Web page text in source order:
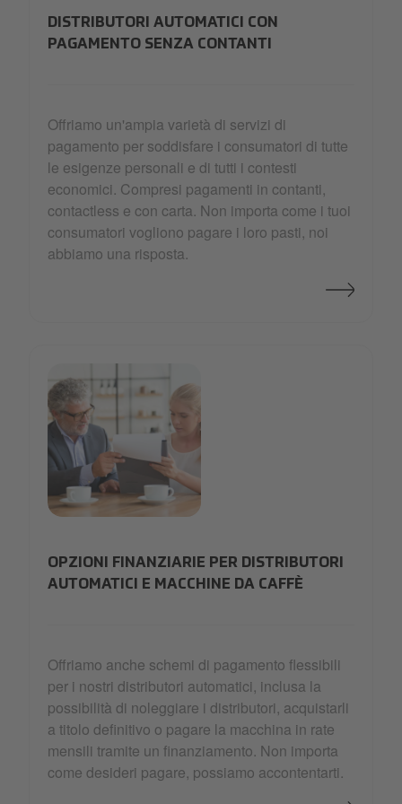
DISTRIBUTORI AUTOMATICI CON
PAGAMENTO SENZA CONTANTI
Offriamo un'ampia varietà di servizi di
pagamento per soddisfare i consumatori di tutte
le esigenze personali e di tutti i contesti
economici. Compresi pagamenti in contanti,
contactless e con carta. Non importa come i tuoi
consumatori vogliono pagare i loro pasti, noi
abbiamo una risposta.
OPZIONI FINANZIARIE PER DISTRIBUTORI
AUTOMATICI E MACCHINE DA CAFFÈ
Offriamo anche schemi di pagamento flessibili
per i nostri distributori automatici, inclusa la
possibilità di noleggiare i distributori, acquistarli
a titolo definitivo o pagare la macchina in rate
mensili tramite un finanziamento. Non importa
come desideri pagare, possiamo accontentarti.